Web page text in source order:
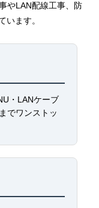
やLAN配線工事、防
います。
・LANケーブ
でワンストッ